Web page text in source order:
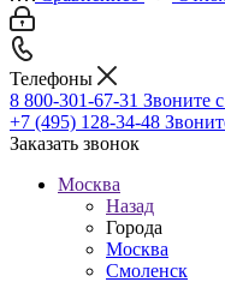
Телефоны
8 800-301-67-31 Звоните
+7 (495) 128-34-48
Заказать звонок
Москва
Назад
Города
Москва
Смоленск